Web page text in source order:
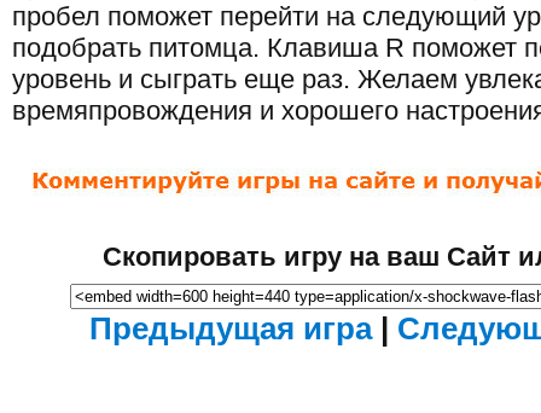
пробел поможет перейти на следующий
подобрать питомца. Клавиша R поможет
уровень и сыграть еще раз. Желаем
времяпровождения и хорошего
Скопировать игру на ваш Сайт
Предыдущая игра|